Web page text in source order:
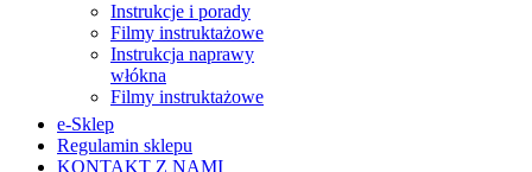
Instrukcje i porady
Filmy instruktażowe
Instrukcja naprawy
włókna
Filmy instruktażowe
e-Sklep
Regulamin sklepu
KONTAKT Z NAMI